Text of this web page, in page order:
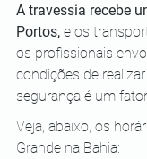
A travessia recebe
Portos, e os
os profissionais
condições de
segurança é um
Veja, abaixo, os
Grande na Bahia: